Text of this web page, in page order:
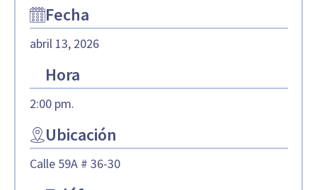
Fecha
abril 13, 2026
Hora
2:00 pm.
Ubicación
Calle 59A # 36-30